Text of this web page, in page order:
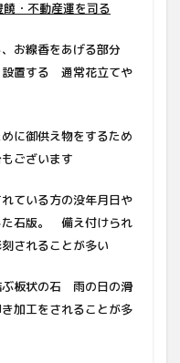
・不動産運を司る
、お線香をあげる部分
設置する 通常花立てや
めに御供え物をするため
ございます
れている方の没年月日や
た石版。 備え付けられ
されることが多い
ぶ板状の石 雨の日の滑
加工をされることが多